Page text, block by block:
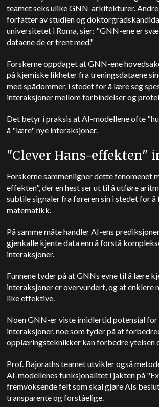
teamet seks ulike GNN-arkitekturer.
forfatter av studien og
universitetet i Roma, sier: "GNN-ene er
dataene de er trent med."
Forskerne oppdaget at GNN-ene
på kjemiske likheter fra treningsdataene
med spådommer, i stedet for å lære seg
interaksjoner mellom forbindelser og
Det betyr i praksis at AI-modellene ofte
å "lære" nye interaksjoner.
"Clever Hans-effekten"
Forskerne sammenligner dette fenomenet
effekten", der en hest ser ut til å utføre
subtile signaler fra føreren sin i stedet for å
matematikk.
På samme måte handler AI-ens
gjenkalle kjente data enn å forstå
interaksjoner.
Funnene tyder på at GNNs evne til å lære
interaksjoner er overvurdert, og at enklere
like effektive.
Noen GNN-er viste imidlertid potensial
interaksjoner, noe som tyder på at
opplæringsteknikker kan forbedre ytelsen
Prof. Bajorathsteamet utvikler også
AI-modellenes funksjonalitet i jakten på
fremvoksende felt som skal gjøre AIs
transparente og forståelige.